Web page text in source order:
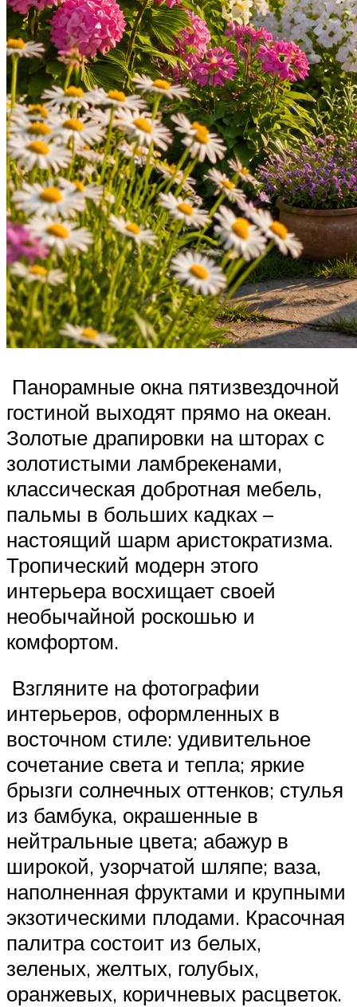
Панорамные окна пятизвездочной
гостиной выходят прямо на океан.
Золотые драпировки на шторах с
золотистыми ламбрекенами,
классическая добротная мебель,
пальмы в больших кадках –
настоящий шарм аристократизма.
Тропический модерн этого
интерьера восхищает своей
необычайной роскошью и
комфортом.
Взгляните на фотографии
интерьеров, оформленных в
восточном стиле: удивительное
сочетание света и тепла; яркие
брызги солнечных оттенков; стулья
из бамбука, окрашенные в
нейтральные цвета; абажур в
широкой, узорчатой шляпе; ваза,
наполненная фруктами и крупными
экзотическими плодами. Красочная
палитра состоит из белых,
зеленых, желтых, голубых,
оранжевых, коричневых расцветок.